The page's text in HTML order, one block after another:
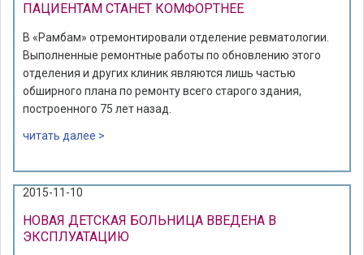
ПАЦИЕНТАМ СТАНЕТ КОМФОРТНЕЕ
В «Рамбам» отремонтировали отделение ревматологии.
Выполненные ремонтные работы по обновлению этого
отделения и других клиник являются лишь частью
обширного плана по ремонту всего старого здания,
построенного 75 лет назад.
читать далее >
2015-11-10
НОВАЯ ДЕТСКАЯ БОЛЬНИЦА ВВЕДЕНА В
ЭКСПЛУАТАЦИЮ